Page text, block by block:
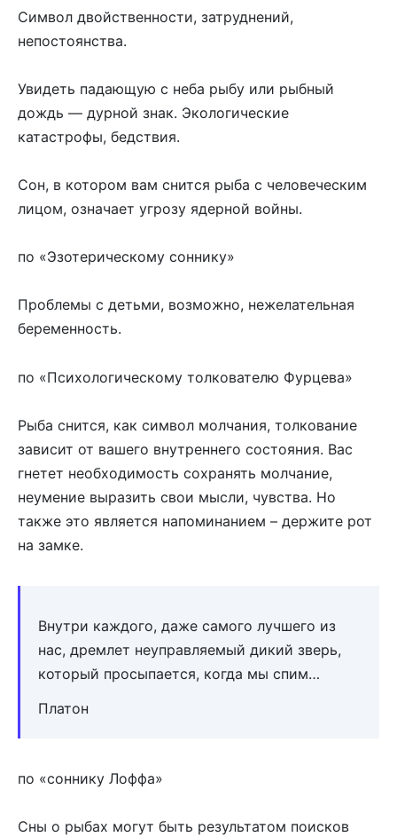
Символ двойственности, затруднений,
непостоянства.
Увидеть падающую с неба рыбу или рыбный
дождь — дурной знак. Экологические
катастрофы, бедствия.
Сон, в котором вам снится рыба с человеческим
лицом, означает угрозу ядерной войны.
по «Эзотерическому соннику»
Проблемы с детьми, возможно, нежелательная
беременность.
по «Психологическому толкователю Фурцева»
Рыба снится, как символ молчания, толкование
зависит от вашего внутреннего состояния. Вас
гнетет необходимость сохранять молчание,
неумение выразить свои мысли, чувства. Но
также это является напоминанием – держите рот
на замке.
Внутри каждого, даже самого лучшего из
нас, дремлет неуправляемый дикий зверь,
который просыпается, когда мы спим…
Платон
по «соннику Лоффа»
Сны о рыбах могут быть результатом поисков